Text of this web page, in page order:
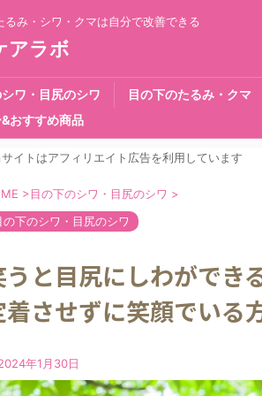
るみ・シワ・クマは自分で改善できる
アラボ
ワ・目尻のシワ 目の下のたるみ・クマ
おすすめ商品
イトはアフィリエイト広告を利用しています
>目の下のシワ・目尻のシワ >
の下のシワ・目尻のシワ
うと目尻にしわができ
着させずに笑顔でいる
年1月30日